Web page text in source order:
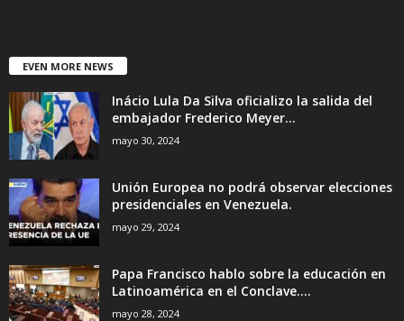
EVEN MORE NEWS
Inácio Lula Da Silva oficializo la salida del
embajador Frederico Meyer...
mayo 30, 2024
Unión Europea no podrá observar elecciones
presidenciales en Venezuela.
mayo 29, 2024
Papa Francisco hablo sobre la educación en
Latinoamérica en el Conclave....
mayo 28, 2024